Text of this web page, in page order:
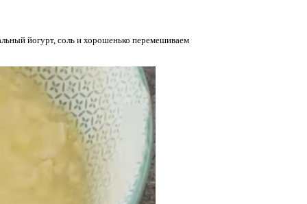
йогурт, соль и хорошенько перемешиваем